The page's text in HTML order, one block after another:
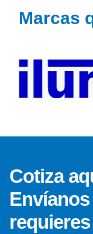
Marcas
Cotiza